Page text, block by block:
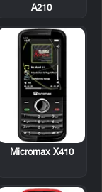
A210
Micromax X410